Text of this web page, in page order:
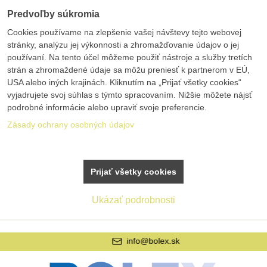
info@bolex.sk
Predvoľby súkromia
Cookies používame na zlepšenie vašej návštevy tejto webovej
stránky, analýzu jej výkonnosti a zhromažďovanie údajov o jej
používaní. Na tento účel môžeme použiť nástroje a služby tretích
strán a zhromaždené údaje sa môžu preniesť k partnerom v EÚ,
USA alebo iných krajinách. Kliknutím na „Prijať všetky cookies“
vyjadrujete svoj súhlas s týmto spracovaním. Nižšie môžete nájsť
podrobné informácie alebo upraviť svoje preferencie.
Zásady ochrany osobných údajov
Ukázať podrobnosti
Prijať všetky cookies